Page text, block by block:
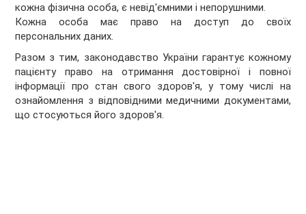
кожна фізична особа, є невід'ємними і непорушними.
Кожна особа має право на доступ до своїх
персональних даних.
Разом з тим, законодавство України гарантує кожному
пацієнту право на отримання достовірної і повної
інформації про стан свого здоров'я, у тому числі на
ознайомлення з відповідними медичними документами,
що стосуються його здоров'я.